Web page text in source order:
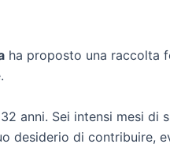
ha proposto una raccolta
anni. Sei intensi mesi di
desiderio di contribuire,